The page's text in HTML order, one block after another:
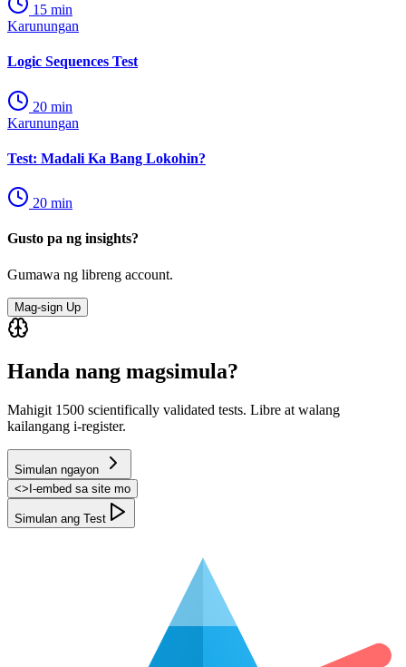
15 min
Karunungan
Logic Sequences Test
20 min
Karunungan
Test: Madali Ka Bang Lokohin?
20 min
Gusto pa ng insights?
Gumawa ng libreng account.
Mag-sign Up
Handa nang magsimula?
Mahigit 1500 scientifically validated tests. Libre at walang
kailangang i-register.
Simulan ngayon
<> I-embed sa site mo
Simulan ang Test